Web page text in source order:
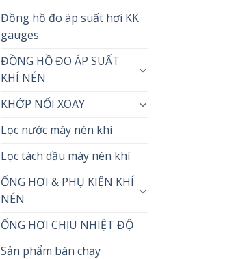
Đồng hồ đo áp suất hơi KK
gauges
ĐỒNG HỒ ĐO ÁP SUẤT
KHÍ NÉN
KHỚP NỐI XOAY
Lọc nước máy nén khí
Lọc tách dầu máy nén khí
ỐNG HƠI & PHỤ KIỆN KHÍ
NÉN
ỐNG HƠI CHỊU NHIỆT ĐỘ
Sản phẩm bán chạy